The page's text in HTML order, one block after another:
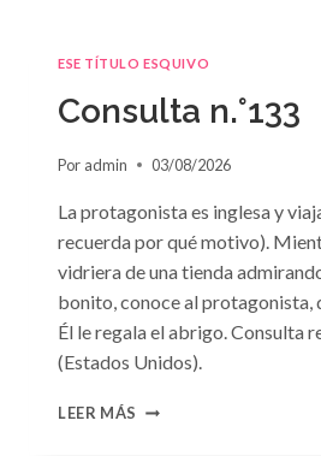
ESE TÍTULO ESQUIVO
Consulta n.°133
Por admin 03/08/2026
La protagonista es inglesa y
recuerda por qué motivo).
vidriera de una tienda
bonito, conoce al protagonista,
Él le regala el abrigo. Consulta
(Estados Unidos).
LEER MÁS CONSULTA